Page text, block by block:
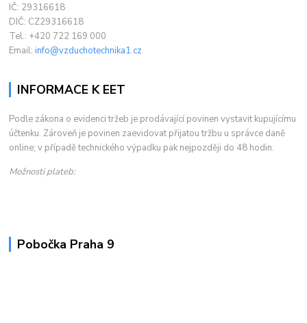
IČ: 29316618
DIČ: CZ29316618
Tel.: +420 722 169 000
Email:info@vzduchotechnika1.cz
INFORMACE K EET
Podle zákona o evidenci tržeb je prodávající povinen vystavit kupujícímu
účtenku. Zároveň je povinen zaevidovat přijatou tržbu u správce daně
online; v případě technického výpadku pak nejpozději do 48 hodin.
Možnosti plateb:
Pobočka Praha 9